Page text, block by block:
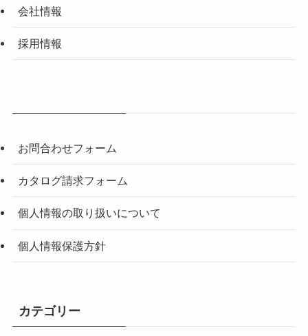
会社情報
採用情報
お問合わせフォーム
カタログ請求フォーム
個人情報の取り扱いについて
個人情報保護方針
カテゴリー